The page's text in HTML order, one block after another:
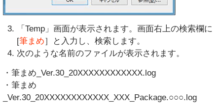
「Temp」画面が表示されます。画面右上の検索欄に
[筆まめ］と入力し、検索します。
次のような名前のファイルが表示されます。
・筆まめ_Ver.30_20XXXXXXXXXXXX.log
・筆まめ
_Ver.30_20XXXXXXXXXXXX_XXX_Package.○○○.log